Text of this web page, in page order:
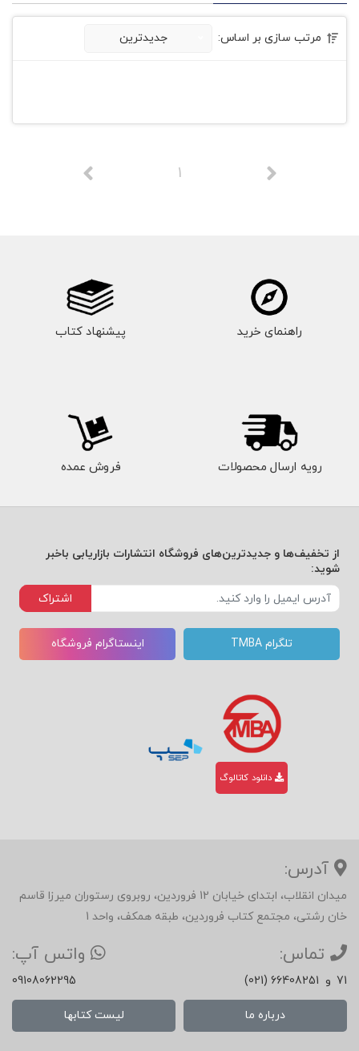
مرتب سازی بر اساس: جدیدترین
1
راهنمای خرید پیشنهاد کتاب
رویه ارسال محصولات فروش عمده
از تخفیف‌ها و جدیدترین‌های فروشگاه انتشارات بازاریابی باخبر
شوید:
اشتراک
تلگرام TMBA اینستاگرام فروشگاه
دانلود کاتالوگ
آدرس:
میدان انقلاب، ابتدای خیابان 12 فروردین، روبروی رستوران میرزا قاسم
خان رشتی، مجتمع کتاب فروردین، طبقه همکف، واحد 1
تماس:
(021) 66408251 و 71
واتس آپ:
09108062295
درباره ما لیست کتابها